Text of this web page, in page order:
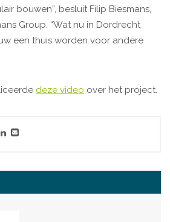
bouwen”, besluit Filip Biesmans,
Group. “Wat nu in Dordrecht
een thuis worden voor andere
deze video over het project.